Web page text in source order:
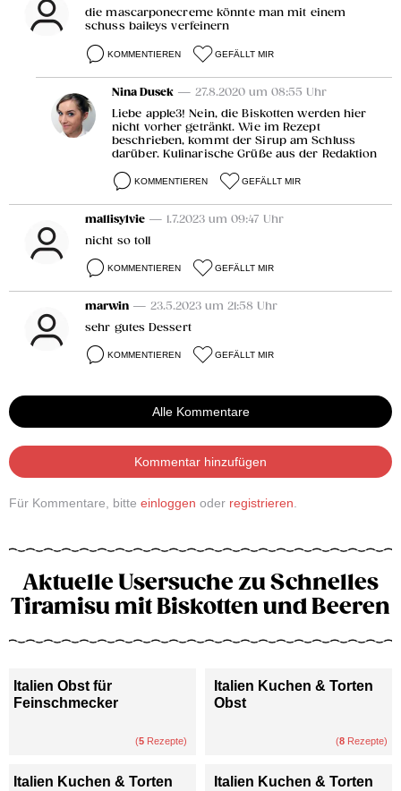
die mascarponecreme könnte man mit einem
schuss baileys verfeinern
KOMMENTIEREN GEFÄLLT MIR
Nina Dusek — 27.8.2020 um 08:55 Uhr
Liebe apple3! Nein, die Biskotten werden hier
nicht vorher getränkt. Wie im Rezept
beschrieben, kommt der Sirup am Schluss
darüber. Kulinarische Grüße aus der Redaktion
KOMMENTIEREN GEFÄLLT MIR
mallisylvie — 1.7.2023 um 09:47 Uhr
nicht so toll
KOMMENTIEREN GEFÄLLT MIR
marwin — 23.5.2023 um 21:58 Uhr
sehr gutes Dessert
KOMMENTIEREN GEFÄLLT MIR
Alle Kommentare
Kommentar hinzufügen
Für Kommentare, bitte einloggen oder registrieren
Aktuelle Usersuche zu Schnelles
Tiramisu mit Biskotten und Beeren
Italien Obst für
Feinschmecker
(5 Rezepte)
Italien Kuchen & Torten
Obst
(8 Rezepte)
Italien Kuchen & Torten
Italien Kuchen & Torten